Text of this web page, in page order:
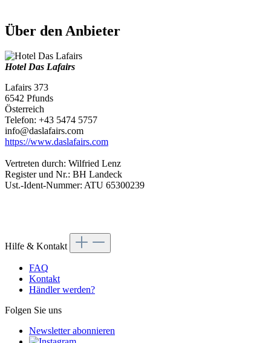
Über den Anbieter
Hotel Das Lafairs
Lafairs 373
6542 Pfunds
Österreich
Telefon: +43 5474 5757
info@daslafairs.com
https://www.daslafairs.com
Vertreten durch: Wilfried Lenz
Register und Nr.: BH Landeck
Ust.-Ident-Nummer: ATU 65300239
Hilfe & Kontakt
FAQ
Kontakt
Händler werden?
Folgen Sie uns
Newsletter abonnieren